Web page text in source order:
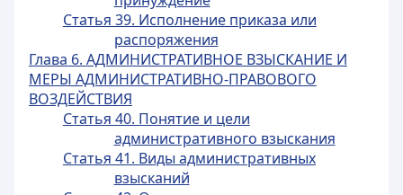
Статья 39. Исполнение приказа или
распоряжения
Глава 6. АДМИНИСТРАТИВНОЕ ВЗЫСКАНИЕ И
МЕРЫ АДМИНИСТРАТИВНО-ПРАВОВОГО
ВОЗДЕЙСТВИЯ
Статья 40. Понятие и цели
административного взыскания
Статья 41. Виды административных
взысканий